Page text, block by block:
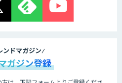
ンドマガジン
ガジン登録